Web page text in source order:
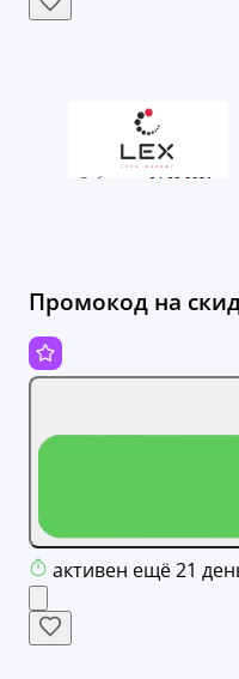
Промокод на
активен ещё 21